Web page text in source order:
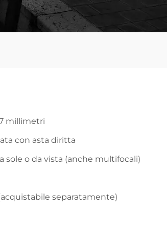
millimetri
con asta diritta
sole o da vista (anche multifocali)
separatamente)